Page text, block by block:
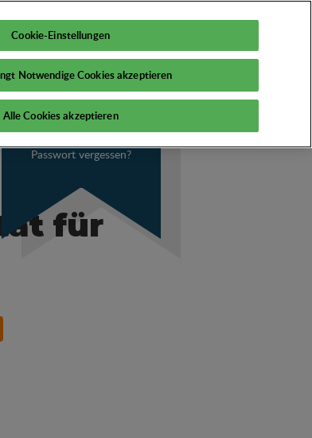
Passwort vergessen?
Mein PSI
für
Cookie-Einstellungen
Notwendige Cookies akzeptieren
Alle Cookies akzeptieren